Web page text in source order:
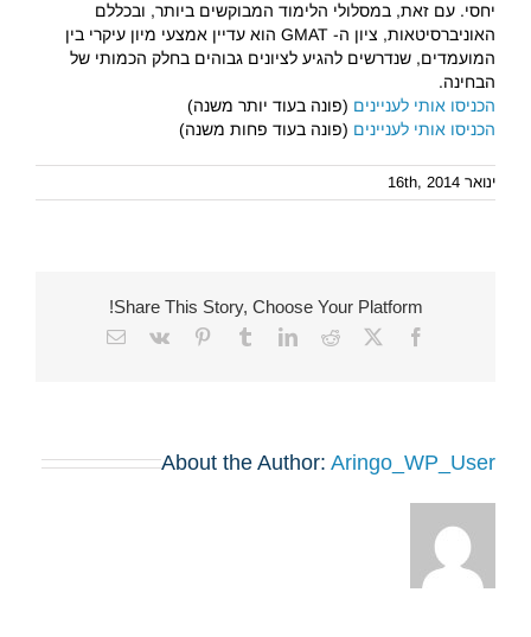
יחסי. עם זאת, במסלולי הלימוד המבוקשים ביותר, ובכללם
האוניברסיטאות, ציון ה- GMAT הוא עדיין אמצעי מיון עיקרי בין
המועמדים, שנדרשים להגיע לציונים גבוהים בחלק הכמותי של
הבחינה.
הכניסו אותי לעניינים (פונה בעוד יותר משנה)
הכניסו אותי לעניינים (פונה בעוד פחות משנה)
ינואר 16th, 2014
Share This Story, Choose Your Platform!
Facebook
X
Reddit
LinkedIn
Tumblr
Pinterest
Vk
Email
About the Author: Aringo_WP_User